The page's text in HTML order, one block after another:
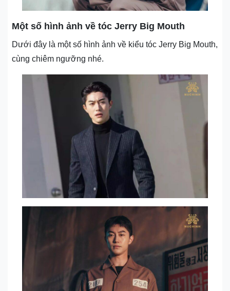
Một số hình ảnh về tóc Jerry Big Mouth
Dưới đây là một số hình ảnh về kiểu tóc Jerry Big Mouth,
cùng chiêm ngưỡng nhé.